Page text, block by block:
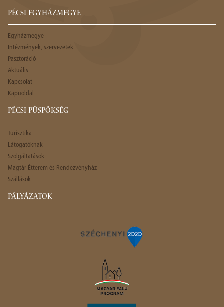
PÉCSI EGYHÁZMEGYE
Egyházmegye
Intézmények, szervezetek
Pasztoráció
Aktuális
Kapcsolat
Kapuoldal
PÉCSI PÜSPÖKSÉG
Turisztika
Látogatóknak
Szolgáltatások
Magtár Étterem és Rendezvényház
Szállások
PÁLYÁZATOK